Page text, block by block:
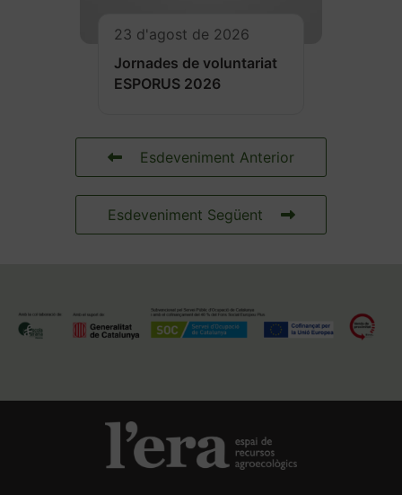
23 d'agost de 2026
Jornades de voluntariat
ESPORUS 2026
Esdeveniment Anterior
Esdeveniment Següent